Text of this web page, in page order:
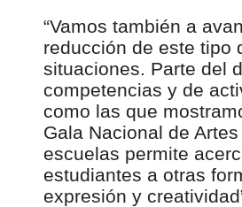
“Vamos también a
reducción de este tipo
situaciones. Parte del
competencias y de
como las que
Gala Nacional de
escuelas permite
estudiantes a otras
expresión y